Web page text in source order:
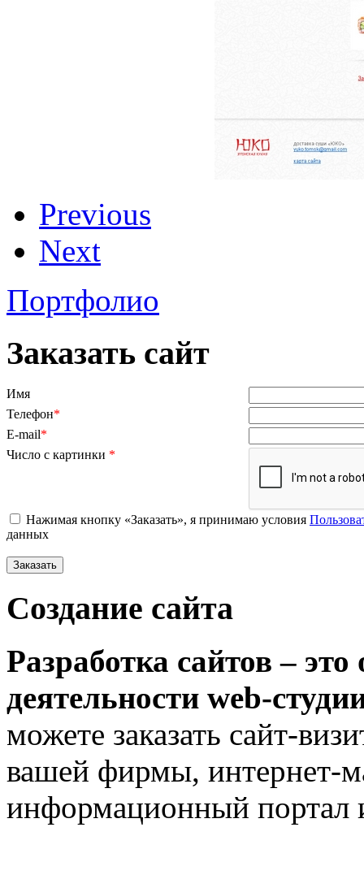
Previous
Next
Портфолио
Заказать сайт
Имя
Телефон*
E-mail*
Число с картинки *
Нажимая кнопку «Заказать», я принимаю условия
данных
Создание сайта
Разработка сайтов –
деятельности web-
можете заказать сайт-
вашей фирмы, интернет-
информационный портал